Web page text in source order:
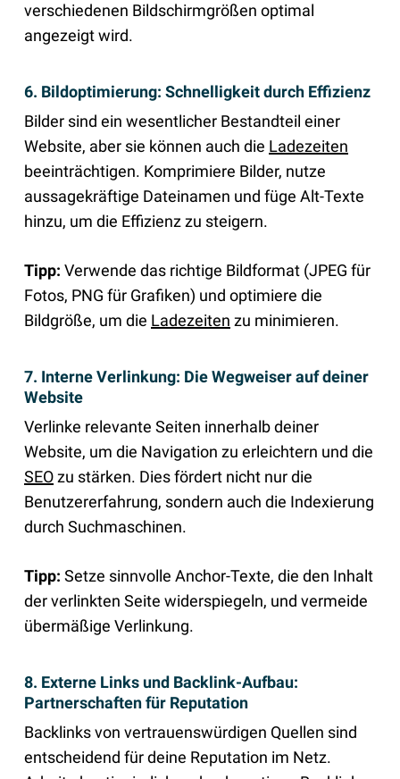
verschiedenen Bildschirmgrößen optimal
angezeigt wird.
6. Bildoptimierung: Schnelligkeit durch Effizienz
Bilder sind ein wesentlicher Bestandteil einer
Website, aber sie können auch die Ladezeiten
beeinträchtigen. Komprimiere Bilder, nutze
aussagekräftige Dateinamen und füge Alt-Texte
hinzu, um die Effizienz zu steigern.
Tipp: Verwende das richtige Bildformat (JPEG für
Fotos, PNG für Grafiken) und optimiere die
Bildgröße, um die Ladezeiten zu minimieren.
7. Interne Verlinkung: Die Wegweiser auf deiner
Website
Verlinke relevante Seiten innerhalb deiner
Website, um die Navigation zu erleichtern und die
SEOzu stärken. Dies fördert nicht nur die
Benutzererfahrung, sondern auch die Indexierung
durch Suchmaschinen.
Tipp: Setze sinnvolle Anchor-Texte, die den Inhalt
der verlinkten Seite widerspiegeln, und vermeide
übermäßige Verlinkung.
8. Externe Links und Backlink-Aufbau:
Partnerschaften für Reputation
Backlinks von vertrauenswürdigen Quellen sind
entscheidend für deine Reputation im Netz.